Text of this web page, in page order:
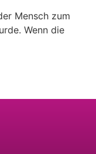
Mensch zum
Wenn die